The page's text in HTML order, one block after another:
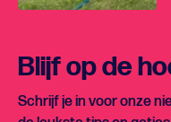
Blijf op de
Schrijf je in voor onze